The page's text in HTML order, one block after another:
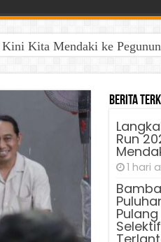
Kita Mendaki ke
Berita
Run
1 hari